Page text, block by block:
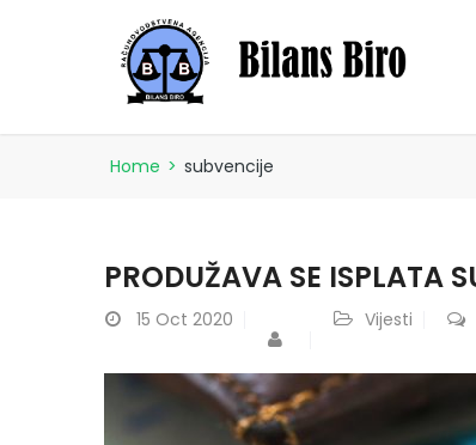
Home > subvencije
PRODUŽAVA SE ISPLATA
15 Oct 2020 Vijesti